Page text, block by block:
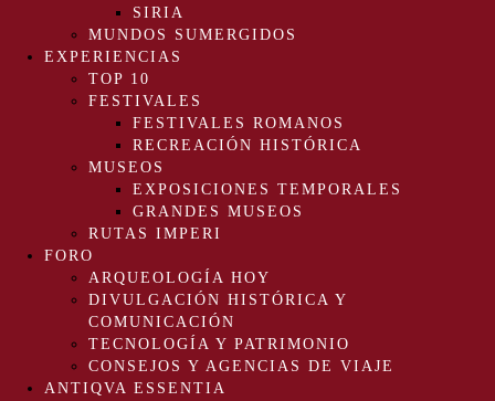
SIRIA
MUNDOS SUMERGIDOS
EXPERIENCIAS
TOP 10
FESTIVALES
FESTIVALES ROMANOS
RECREACIÓN HISTÓRICA
MUSEOS
EXPOSICIONES TEMPORALES
GRANDES MUSEOS
RUTAS IMPERI
FORO
ARQUEOLOGÍA HOY
DIVULGACIÓN HISTÓRICA Y
COMUNICACIÓN
TECNOLOGÍA Y PATRIMONIO
CONSEJOS Y AGENCIAS DE VIAJE
ANTIQVA ESSENTIA